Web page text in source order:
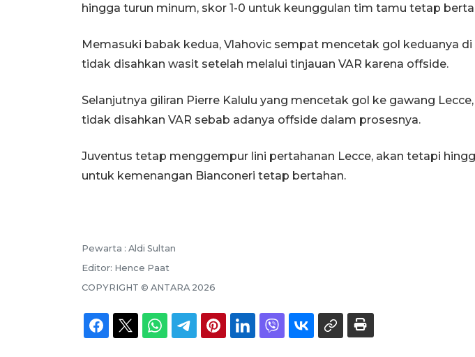
hingga turun minum, skor 1-0 untuk keunggulan tim tamu tetap
Memasuki babak kedua, Vlahovic sempat mencetak gol keduanya
tidak disahkan wasit setelah melalui tinjauan VAR karena offside.
Selanjutnya giliran Pierre Kalulu yang mencetak gol ke gawang
tidak disahkan VAR sebab adanya offside dalam prosesnya.
Juventus tetap menggempur lini pertahanan Lecce, akan tetapi
untuk kemenangan Bianconeri tetap bertahan.
Pewarta : Aldi Sultan
Editor: Hence Paat
COPYRIGHT © ANTARA 2026